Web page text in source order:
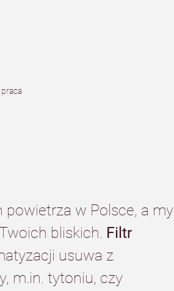
powietrza w Polsce, a my
bliskich. Filtr
usuwa z
m.in. tytoniu, czy